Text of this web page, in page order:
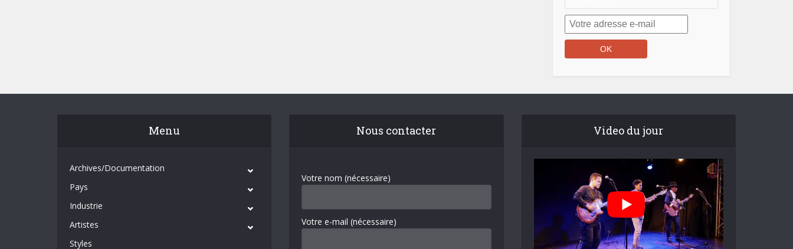
Menu
Archives/Documentation
Pays
Industrie
Artistes
Styles
Nous contacter
Votre nom (nécessaire)
Votre e-mail (nécessaire)
Video du jour